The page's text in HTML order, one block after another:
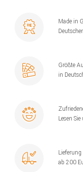
Made in
Größte
in
Lesen
ab 200